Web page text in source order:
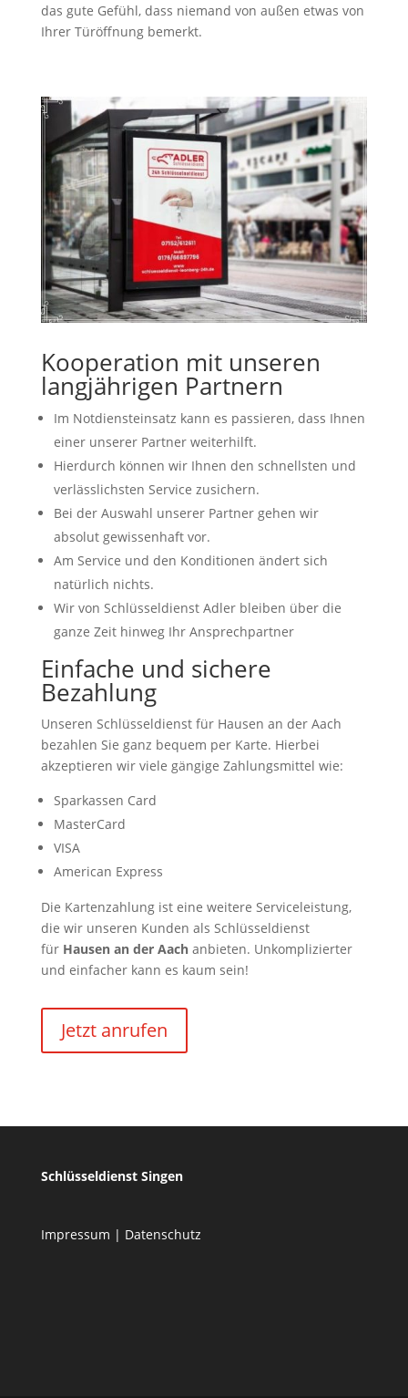
das gute Gefühl, dass niemand von außen etwas von
Ihrer Türöffnung bemerkt.
Kooperation mit unseren
langjährigen Partnern
Im Notdiensteinsatz kann es passieren, dass Ihnen
einer unserer Partner weiterhilft.
Hierdurch können wir Ihnen den schnellsten und
verlässlichsten Service zusichern.
Bei der Auswahl unserer Partner gehen wir
absolut gewissenhaft vor.
Am Service und den Konditionen ändert sich
natürlich nichts.
Wir von Schlüsseldienst Adler bleiben über die
ganze Zeit hinweg Ihr Ansprechpartner
Einfache und sichere
Bezahlung
Unseren Schlüsseldienst für Hausen an der Aach
bezahlen Sie ganz bequem per Karte. Hierbei
akzeptieren wir viele gängige Zahlungsmittel wie:
Sparkassen Card
MasterCard
VISA
American Express
Die Kartenzahlung ist eine weitere Serviceleistung,
die wir unseren Kunden als Schlüsseldienst
für Hausen an der Aachanbieten. Unkomplizierter
und einfacher kann es kaum sein!
Jetzt anrufen
Schlüsseldienst Singen
Impressum | Datenschutz